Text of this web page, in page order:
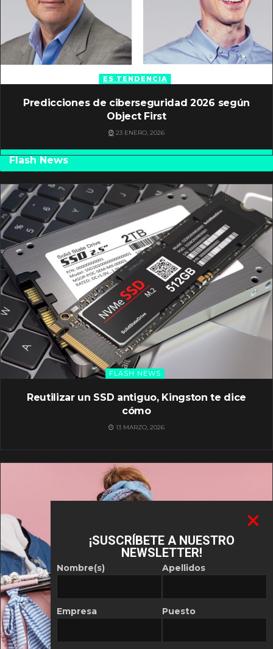
ES TENDENCIA
Predicciones de ciberseguridad 2026 según
Object First
23 ENERO, 2026
Flash News
FLASH NEWS
Reutilizar un SSD antiguo, Kingston te dice
cómo
13 MARZO, 2026
¡SUSCRÍBETE A NUESTRO
NEWSLETTER!
Nombre(s)
Empresa
Apellidos
Puesto